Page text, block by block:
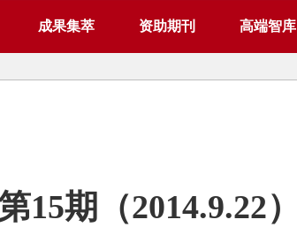
成果集萃 资助期刊 高端智库
期（2014.9.22）